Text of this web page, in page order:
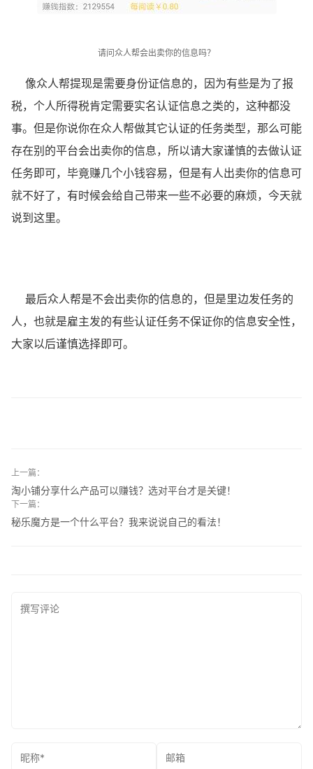
请问众人帮会出卖你的信息吗？
像众人帮提现是需要身份证信息的，因为有些是为了报
税，个人所得税肯定需要实名认证信息之类的，这种都没
事。但是你说你在众人帮做其它认证的任务类型，那么可能
存在别的平台会出卖你的信息，所以请大家谨慎的去做认证
任务即可，毕竟赚几个小钱容易，但是有人出卖你的信息可
就不好了，有时候会给自己带来一些不必要的麻烦，今天就
说到这里。
最后众人帮是不会出卖你的信息的，但是里边发任务的
人，也就是雇主发的有些认证任务不保证你的信息安全性，
大家以后谨慎选择即可。
上一篇：
淘小铺分享什么产品可以赚钱？选对平台才是关键！
下一篇：
秘乐魔方是一个什么平台？我来说说自己的看法！